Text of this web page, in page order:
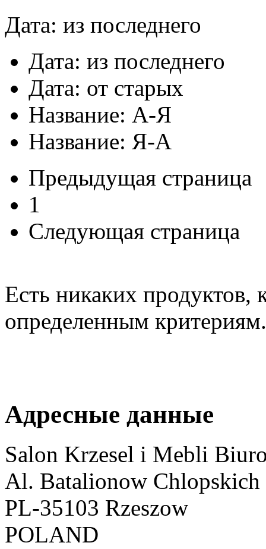
Дата: из последнего
Дата: из последнего
Дата: от старых
Название: A-Я
Название: Я-A
Предыдущая страница
1
Следующая страница
Есть никаких продуктов,
определенным критериям.
Адресные данные
Salon Krzesel i Mebli
Al. Batalionow
PL-35103 Rzeszow
POLAND